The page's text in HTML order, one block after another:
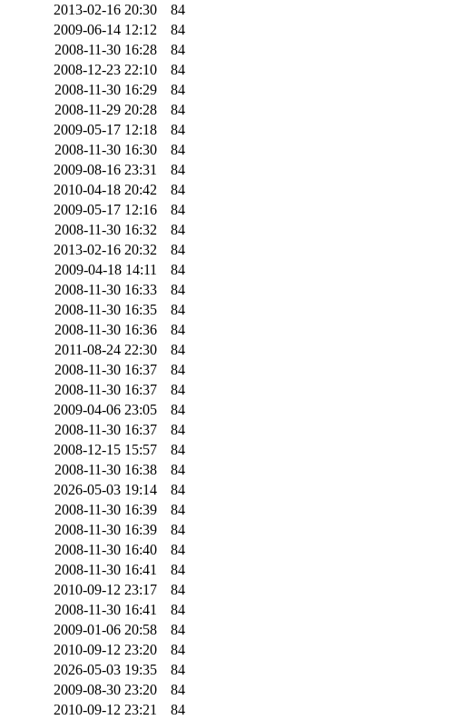
2013-02-16 20:30
84
2009-06-14 12:12
84
2008-11-30 16:28
84
2008-12-23 22:10
84
2008-11-30 16:29
84
2008-11-29 20:28
84
2009-05-17 12:18
84
2008-11-30 16:30
84
2009-08-16 23:31
84
2010-04-18 20:42
84
2009-05-17 12:16
84
2008-11-30 16:32
84
2013-02-16 20:32
84
2009-04-18 14:11
84
2008-11-30 16:33
84
2008-11-30 16:35
84
2008-11-30 16:36
84
2011-08-24 22:30
84
2008-11-30 16:37
84
2008-11-30 16:37
84
2009-04-06 23:05
84
2008-11-30 16:37
84
2008-12-15 15:57
84
2008-11-30 16:38
84
2026-05-03 19:14
84
2008-11-30 16:39
84
2008-11-30 16:39
84
2008-11-30 16:40
84
2008-11-30 16:41
84
2010-09-12 23:17
84
2008-11-30 16:41
84
2009-01-06 20:58
84
2010-09-12 23:20
84
2026-05-03 19:35
84
2009-08-30 23:20
84
2010-09-12 23:21
84